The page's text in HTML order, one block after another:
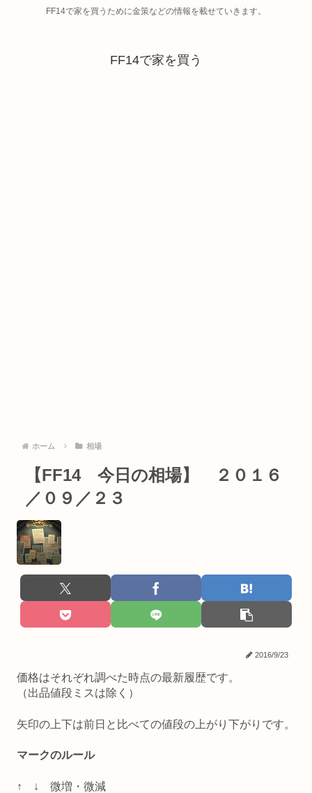
FF14で家を買うために金策などの情報を載せていきます。
FF14で家を買う
ホーム 相場
【FF14 今日の相場】 ２０１６
／０９／２３
2016/9/23
価格はそれぞれ調べた時点の最新履歴です。
（出品値段ミスは除く）
矢印の上下は前日と比べての値段の上がり下がりです。
マークのルール
↑ ↓ 微増・微減